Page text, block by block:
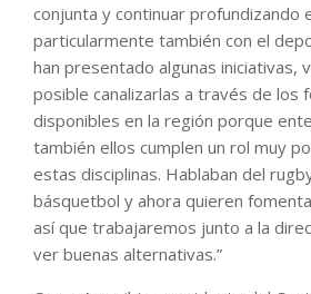
conjunta y continuar profundizando
particularmente también con el
han presentado algunas iniciativas,
posible canalizarlas a través de los
disponibles en la región porque
también ellos cumplen un rol muy
estas disciplinas. Hablaban del
básquetbol y ahora quieren
así que trabajaremos junto a la
ver buenas alternativas.”